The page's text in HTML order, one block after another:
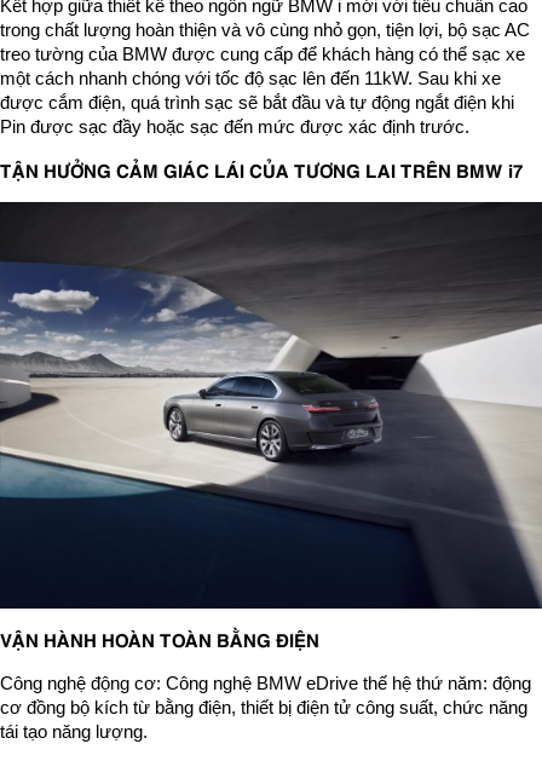
Kết hợp giữa thiết kế theo ngôn ngữ BMW i mới với tiêu chuẩn cao
trong chất lượng hoàn thiện và vô cùng nhỏ gọn, tiện lợi, bộ sạc AC
treo tường của BMW được cung cấp để khách hàng có thể sạc xe
một cách nhanh chóng với tốc độ sạc lên đến 11kW. Sau khi xe
được cắm điện, quá trình sạc sẽ bắt đầu và tự động ngắt điện khi
Pin được sạc đầy hoặc sạc đến mức được xác định trước.
TẬN HƯỞNG CẢM GIÁC LÁI CỦA TƯƠNG LAI TRÊN BMW i7
VẬN HÀNH HOÀN TOÀN BẰNG ĐIỆN
Công nghệ động cơ: Công nghệ BMW eDrive thế hệ thứ năm: động
cơ đồng bộ kích từ bằng điện, thiết bị điện tử công suất, chức năng
tái tạo năng lượng.